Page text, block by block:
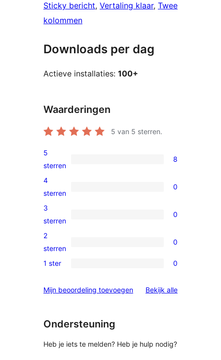
Sticky bericht, Vertaling klaar, Twee
kolommen
Downloads per dag
Actieve installaties: 100+
Waarderingen
5 van 5 sterren.
8
5
sterren
5
sterren
8
0
4
sterren
4
sterren
0
0
3
sterren
3
sterren
0
0
2
beoordelingen
2
sterren
0
0
sterren
1 ster 0
Mijn beoordeling toevoegen Bekijk alle
Ondersteuning
Heb je iets te melden? Heb je hulp nodig?